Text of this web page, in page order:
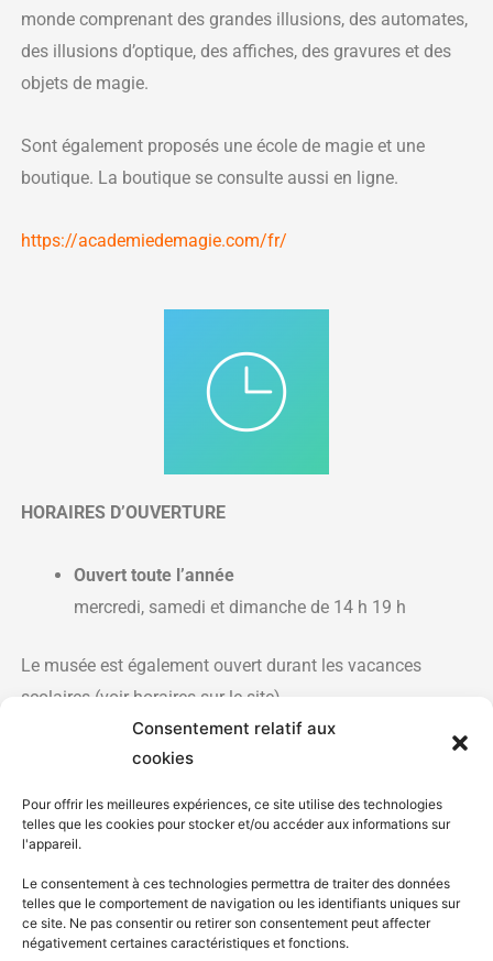
Consentement relatif aux
cookies
Pour offrir les meilleures expériences, ce site utilise des technologies
telles que les cookies pour stocker et/ou accéder aux informations sur
l'appareil.
Le consentement à ces technologies permettra de traiter des données
telles que le comportement de navigation ou les identifiants uniques sur
ce site. Ne pas consentir ou retirer son consentement peut affecter
négativement certaines caractéristiques et fonctions.
monde comprenant des grandes illusions, des automates,
des illusions d’optique, des affiches, des gravures et des
objets de magie.
Sont également proposés une école de magie et une
boutique. La boutique se consulte aussi en ligne.
https://academiedemagie.com/fr/
HORAIRES D’OUVERTURE
Ouvert toute l’année
mercredi, samedi et dimanche de 14 h 19 h
Le musée est également ouvert durant les vacances
scolaires (voir horaires sur le site)
+ 33 6 68 93 77 88